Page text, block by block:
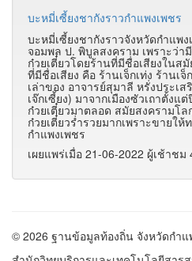
บะหมี่เซี้ยงชากังราวกำแพงเพชร
บะหมี่เซี้ยงชากังราวจังหวัดกำแพ
จอมพล ป. พิบูลสงคราม เพราะว่
ก๋วยเตี๋ยวโดยร้านที่มีชื่อเสียงในส
ที่มีชื่อเสียง คือ ร้านเจ็กเท่ง ร้านเ
เล่าของ อาจารย์สุมาลี หรั่งประเ
เจ๊กเซี้ยง) มาจากเมืองซัวเถาตั้งแ
ก๋วยเตี๋ยวมาตลอด สมัยสงครามโ
ก๋วยเตี๋ยวร่ำรวยมากเพราะขายใ
กำแพงเพชร
เผยแพร่เมื่อ 21-06-2022 ผู้เช้าชม
© 2026 ฐานข้อมูลท้องถิ่น จังหวัดกำแ